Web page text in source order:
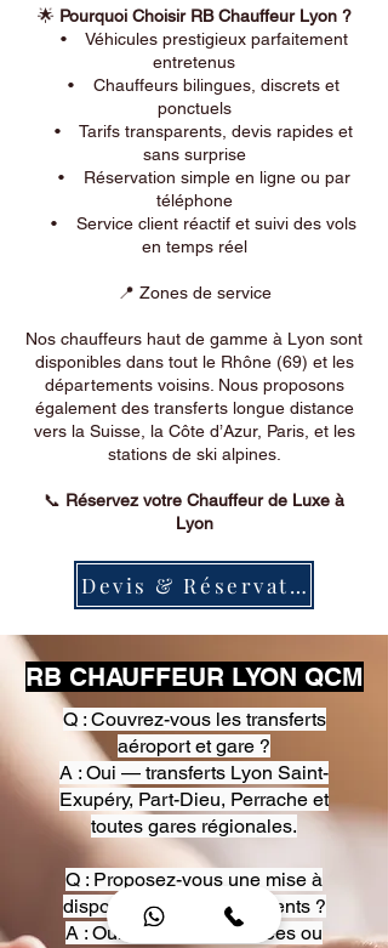
🌟 Pourquoi Choisir RB Chauffeur Lyon ?
• Véhicules prestigieux parfaitement
entretenus
• Chauffeurs bilingues, discrets et
ponctuels
• Tarifs transparents, devis rapides et
sans surprise
• Réservation simple en ligne ou par
téléphone
• Service client réactif et suivi des vols
en temps réel
📍 Zones de service
Nos chauffeurs haut de gamme à Lyon sont
disponibles dans tout le Rhône (69) et les
départements voisins. Nous proposons
également des transferts longue distance
vers la Suisse, la Côte d’Azur, Paris, et les
stations de ski alpines.
📞 Réservez votre Chauffeur de Luxe à
Lyon
Devis & Réservation
RB CHAUFFEUR LYON QCM
Q : Couvrez-vous les transferts
aéroport et gare ?
A : Oui — transferts Lyon Saint-
Exupéry, Part-Dieu, Perrache et
toutes gares régionales.
Q : Proposez-vous une mise à
disposition pour événements ?
A : Oui — heures, journées ou